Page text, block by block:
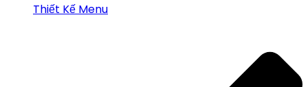
Thiết Kế Menu